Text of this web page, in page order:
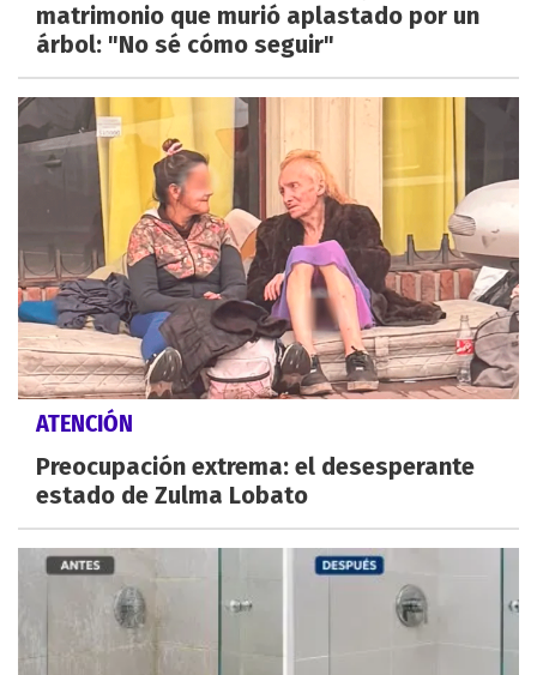
matrimonio que murió aplastado por un
árbol: "No sé cómo seguir"
ATENCIÓN
Preocupación extrema: el desesperante
estado de Zulma Lobato